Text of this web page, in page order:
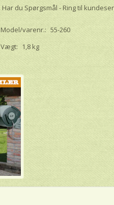
Har du Spørgsmål - Ring til
Model/varenr.: 55-260
Vægt: 1,8 kg